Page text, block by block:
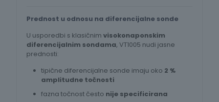
Prednost u odnosu na diferencijalne sonde
U usporedbi s klasičnim visokonaponskim
diferencijalnim sondama, VT1005 nudi jasne
prednosti:
tipične diferencijalne sonde imaju oko 2 %
amplitudne točnosti
fazna točnost često nije specificirana